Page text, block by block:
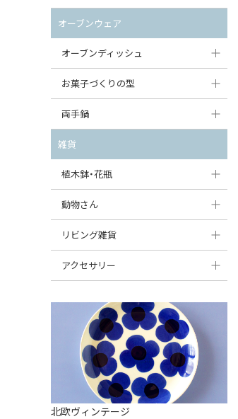
ダルマプレート
たまご型プレート
ハート型プレート
変形プレート
分割ディッシュ
すべて見る
茶碗
オーバルボウル
ハートボウル
葉っぱ型ボウル
りんご型ボウル
いちご型ボウル
星型ボウル
スープカップ
そば猪口・フリーカップ
ココット
薬味入れ
ミキシングボウル
ガーリックポット
オニオンキャニスター
ガーリックキャニスター
チーズケース
バターディッシュ
六角形ポット
ボトル
すべて見る
丸型カッティングボード
すべて見る
調味料入れ
グレイヴィーボート
エッグカップ
ケーキスタンド
カトラリー
はしおき・カトラリーレスト
オーブンウェア
オーブンディッシュ
大型（24cm〜）
中型（18〜24cm）
スクエアオーブンディッシュ
オーバルオーブンディッシュ
すべて見る
お菓子づくりの型
パウンド型
マフィン型
すべて見る
両手鍋
チュリーン
キャセロール
すべて見る
雑貨
植木鉢・花瓶
植木鉢
花瓶
動物さん
フィギュア・置物
貯金箱
オーナメント
クリーマー
リビング雑貨
スツール
バス・洗面用品
家具小物
小物入れ
アロマポット
アクセサリー
ペンダントトップ
すべて見る
北欧ヴィンテージ